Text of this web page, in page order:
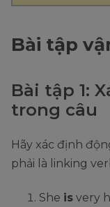
Bài tập
Bài tập 1:
trong câu
Hãy xác định
phải là linking
She is very